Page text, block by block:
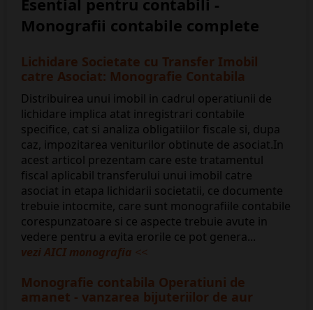
Monografii contabile complete
Lichidare Societate cu Transfer Imobil
catre Asociat: Monografie Contabila
Distribuirea unui imobil in cadrul operatiunii de
lichidare implica atat inregistrari contabile
specifice, cat si analiza obligatiilor fiscale si, dupa
caz, impozitarea veniturilor obtinute de asociat.In
acest articol prezentam care este tratamentul
fiscal aplicabil transferului unui imobil catre
asociat in etapa lichidarii societatii, ce documente
trebuie intocmite, care sunt monografiile contabile
corespunzatoare si ce aspecte trebuie avute in
vedere pentru a evita erorile ce pot genera...
vezi AICI monografia <<
Monografie contabila Operatiuni de
amanet - vanzarea bijuteriilor de aur